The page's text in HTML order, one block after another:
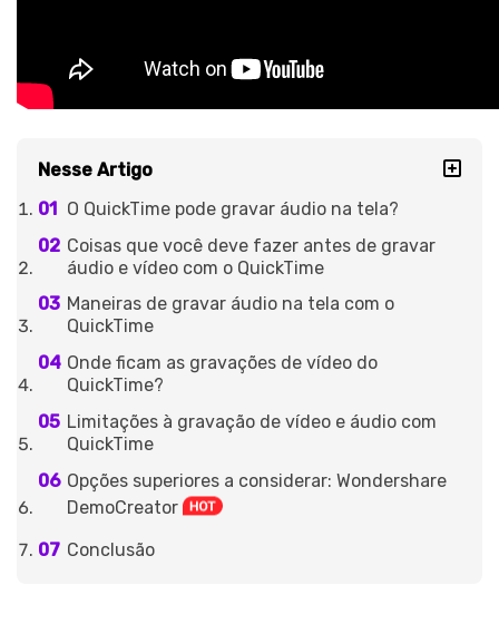
Nesse Artigo
O QuickTime pode gravar áudio na tela?
Coisas que você deve fazer antes de gravar
áudio e vídeo com o QuickTime
Maneiras de gravar áudio na tela com o
QuickTime
Onde ficam as gravações de vídeo do
QuickTime?
Limitações à gravação de vídeo e áudio com
QuickTime
Opções superiores a considerar: Wondershare
DemoCreator
Conclusão